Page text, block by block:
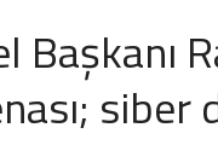
Başkanı
siber